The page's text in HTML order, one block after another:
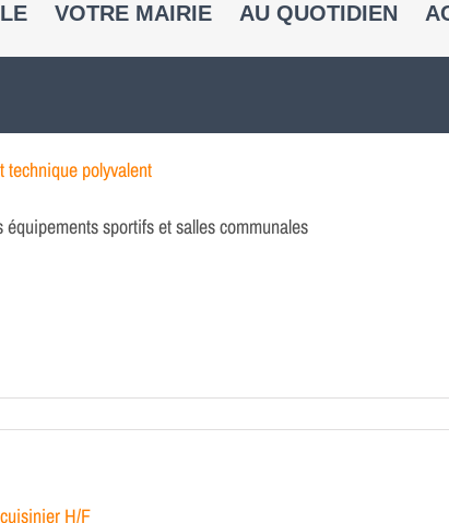
VOTRE MAIRIE AU QUOTIDIEN
technique polyvalent
équipements sportifs et salles communales
H/F